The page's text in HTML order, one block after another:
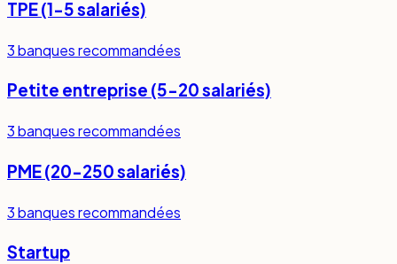
TPE (1-5 salariés)
3banques recommandées
Petite entreprise (5-20 salariés)
3banques recommandées
PME (20-250 salariés)
3banques recommandées
Startup